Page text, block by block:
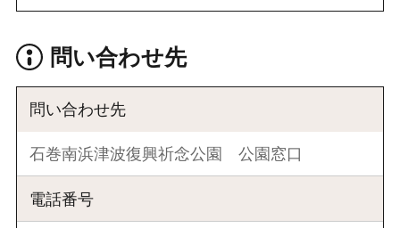
問い合わせ先
問い合わせ先
石巻南浜津波復興祈念公園 公園窓口
電話番号